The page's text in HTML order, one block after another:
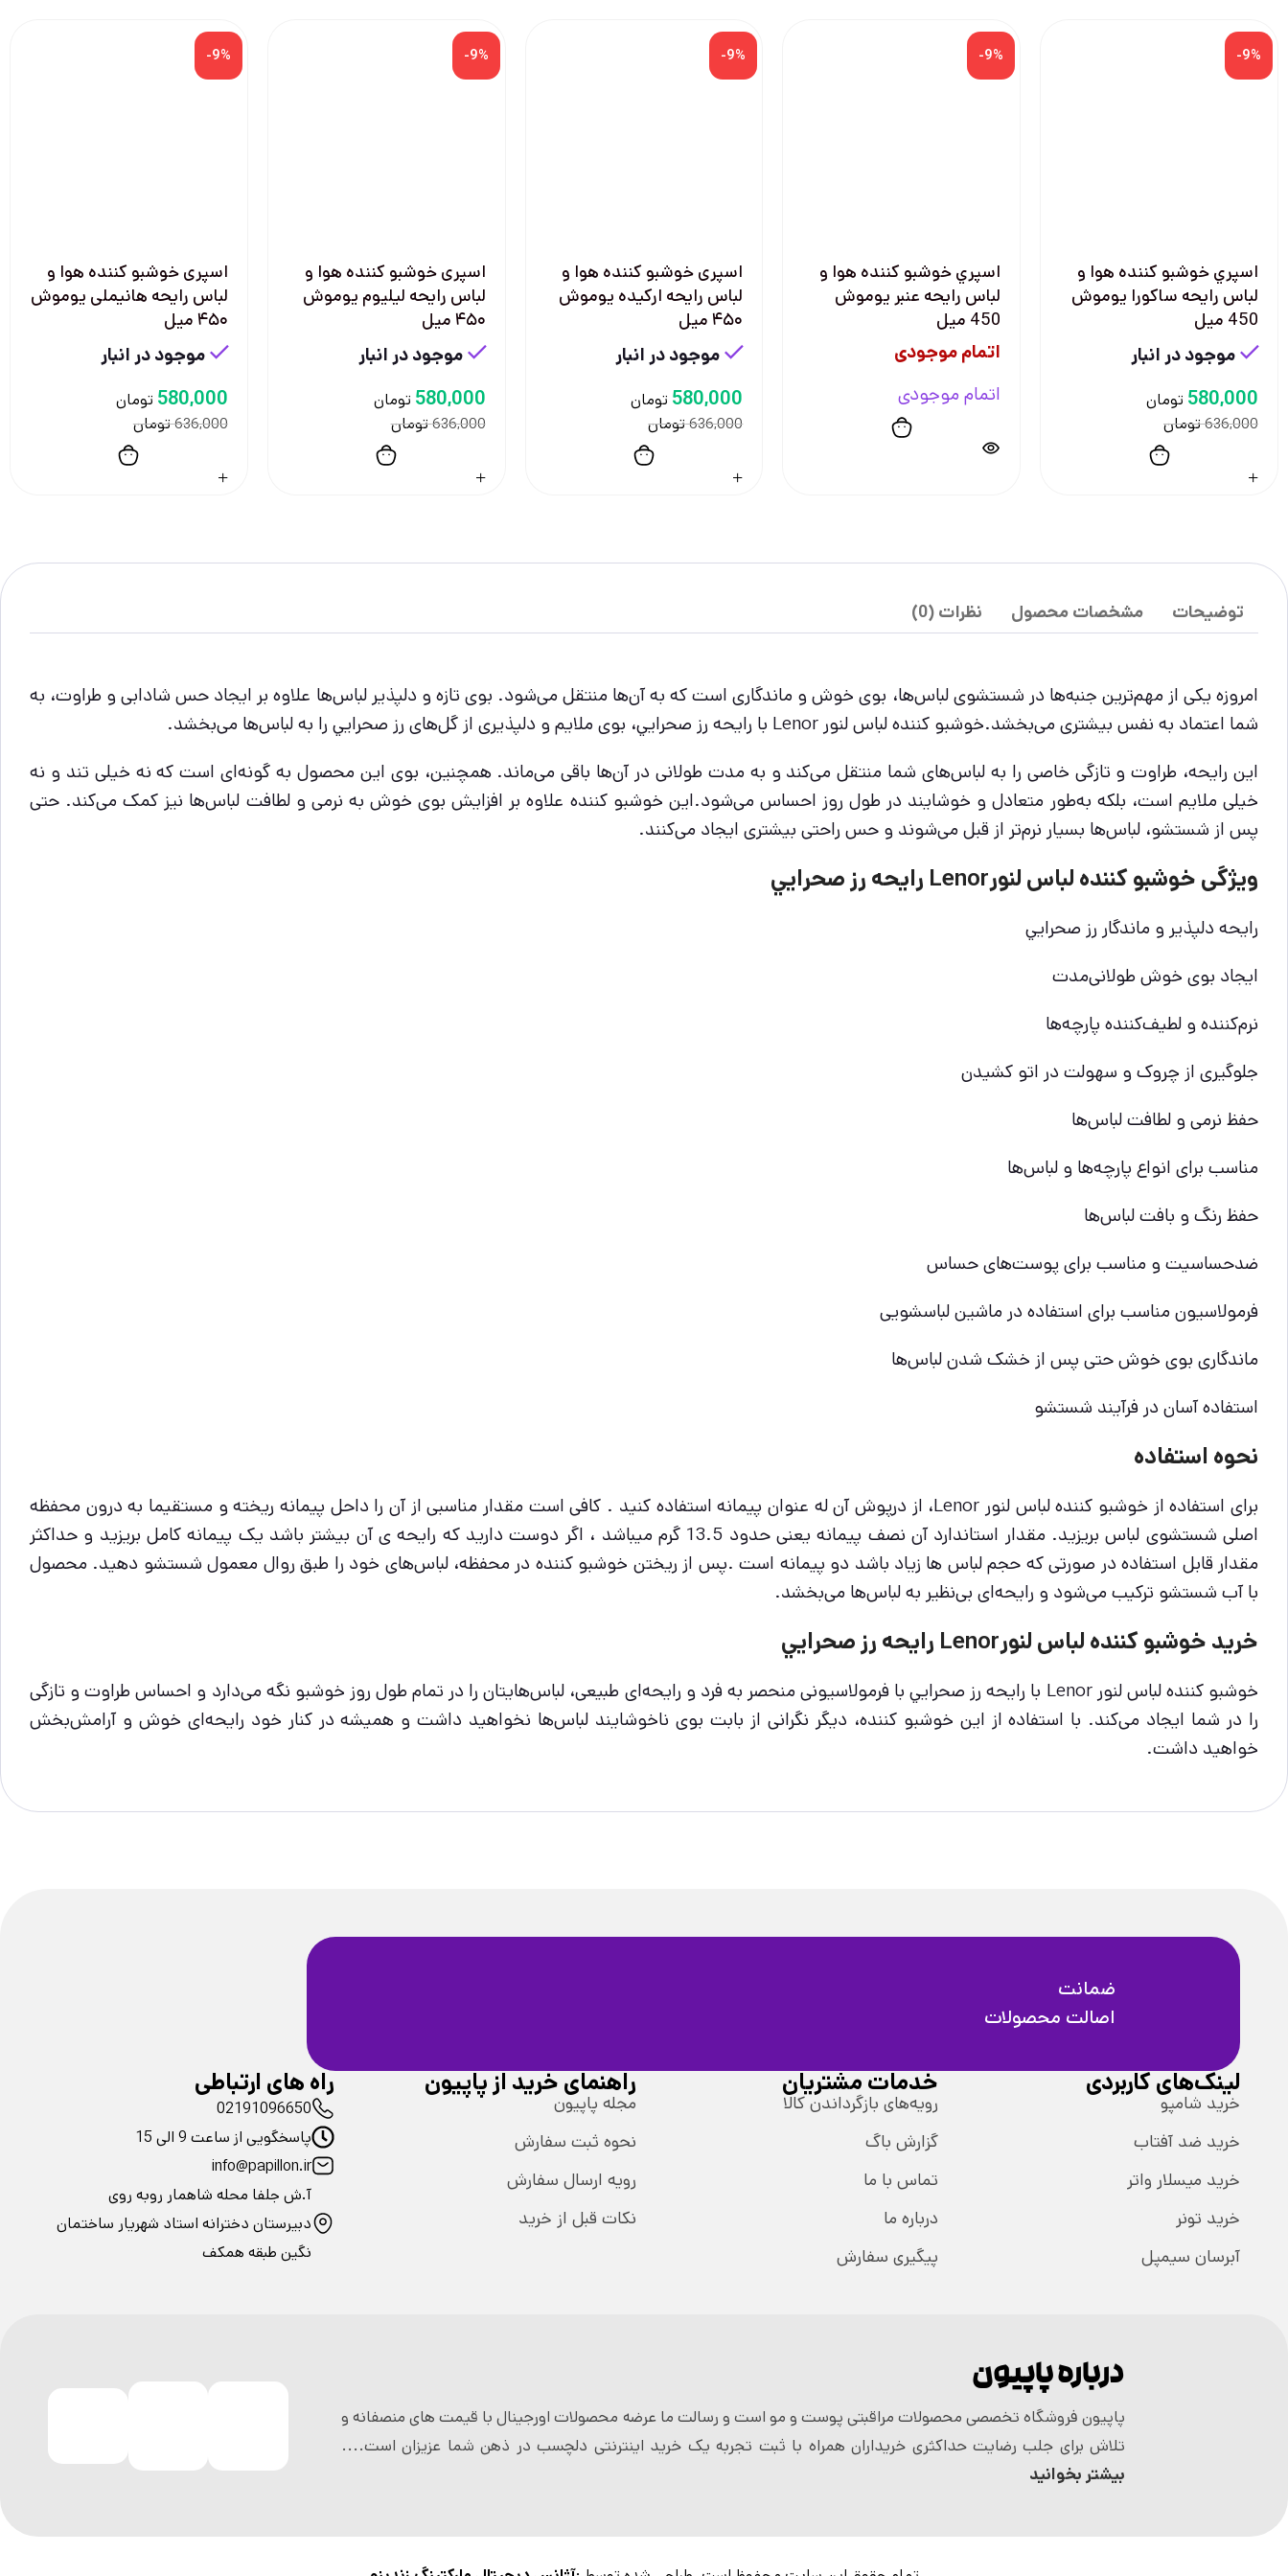
-9%
اسپري خوشبو كننده هوا و
لباس رايحه ساكورا يوموش
450 ميل
موجود در انبار
636,000تومان
580,000 تومان
-9%
اسپري خوشبو كننده هوا و
لباس رايحه عنبر يوموش
450 ميل
اتمام موجودی
اتمام موجودی
-9%
اسپری خوشبو کننده هوا و
لباس رایحه ارکیده یوموش
۴۵۰ میل
موجود در انبار
636,000تومان
580,000 تومان
-9%
اسپری خوشبو کننده هوا و
لباس رایحه لیلیوم یوموش
۴۵۰ میل
موجود در انبار
636,000تومان
580,000 تومان
-9%
اسپری خوشبو کننده هوا و
لباس رایحه هانیملی یوموش
۴۵۰ میل
موجود در انبار
636,000تومان
580,000 تومان
توضیحات مشخصات محصول نظرات (0)
امروزه یکی از مهم‌ترین جنبه‌ها در شستشوی لباس‌ها، بوی خوش و ماندگاری است که به آن‌ها منتقل می‌شود. بوی تازه و دلپذیر لباس‌ها علاوه بر ایجاد حس شادابی و طراوت، به
شما اعتماد به نفس بیشتری می‌بخشد.خوشبو کننده لباس لنور Lenor با رایحه رز صحرايي، بوی ملایم و دلپذیری از گل‌های رز صحرايي را به لباس‌ها می‌بخشد.
این رایحه، طراوت و تازگی خاصی را به لباس‌های شما منتقل می‌کند و به مدت طولانی در آن‌ها باقی می‌ماند. همچنین، بوی این محصول به گونه‌ای است که نه خیلی تند و نه
خیلی ملایم است، بلکه به‌طور متعادل و خوشایند در طول روز احساس می‌شود.این خوشبو کننده علاوه بر افزایش بوی خوش به نرمی و لطافت لباس‌ها نیز کمک می‌کند. حتی
پس از شستشو، لباس‌ها بسیار نرم‌تر از قبل می‌شوند و حس راحتی بیشتری ایجاد می‌کنند.
ویژگی خوشبو كننده لباس لنورLenor رايحه رز صحرايي
رایحه دلپذیر و ماندگار رز صحرايي
ایجاد بوی خوش طولانی‌مدت
نرم‌کننده و لطیف‌کننده پارچه‌ها
جلوگیری از چروک و سهولت در اتو کشیدن
حفظ نرمی و لطافت لباس‌ها
مناسب برای انواع پارچه‌ها و لباس‌ها
حفظ رنگ و بافت لباس‌ها
ضدحساسیت و مناسب برای پوست‌های حساس
فرمولاسیون مناسب برای استفاده در ماشین لباسشویی
ماندگاری بوی خوش حتی پس از خشک شدن لباس‌ها
استفاده آسان در فرآیند شستشو
نحوه استفاده
برای استفاده از خوشبو کننده لباس لنور Lenor، از درپوش آن له عنوان پیمانه استفاده کنید . کافی است مقدار مناسبی از آن را داحل پیمانه ریخته و مستقیما به درون محفظه
اصلی شستشوی لباس بریزید. مقدار استاندارد آن نصف پیمانه یعنی حدود 13.5 گرم میباشد ، اگر دوست دارید که رایحه ی آن بیشتر باشد یک پیمانه کامل بریزید و حداکثر
مقدار قابل استفاده در صورتی که حجم لباس ها زیاد باشد دو پیمانه است .پس از ریختن خوشبو کننده در محفظه، لباس‌های خود را طبق روال معمول شستشو دهید. محصول
با آب شستشو ترکیب می‌شود و رایحه‌ای بی‌نظیر به لباس‌ها می‌بخشد.
خرید خوشبو كننده لباس لنورLenor رايحه رز صحرايي
خوشبو کننده لباس لنور Lenor با رایحه رز صحرايي با فرمولاسیونی منحصر به فرد و رایحه‌ای طبیعی، لباس‌هایتان را در تمام طول روز خوشبو نگه می‌دارد و احساس طراوت و تازگی
را در شما ایجاد می‌کند. با استفاده از این خوشبو کننده، دیگر نگرانی از بابت بوی ناخوشایند لباس‌ها نخواهید داشت و همیشه در کنار خود رایحه‌ای خوش و آرامش‌بخش
خواهید داشت.
ضمانت
اصالت محصولات
لینک‌های کاربردی
خرید شامپو
خرید ضد آفتاب
خرید میسلار واتر
خرید تونر
آبرسان سیمپل
خدمات مشتریان
رویه‌های بازگرداندن کالا
گزارش باگ
تماس با ما
درباره ما
پیگیری سفارش
راهنمای خرید از پاپیون
مجله پاپیون
نحوه ثبت سفارش
رویه ارسال سفارش
نکات قبل از خرید
راه های ارتباطی
02191096650
پاسخگویی از ساعت 9 الی 15
info@papillon.ir
آ.ش جلفا محله شاهمار روبه روی
دبیرستان دخترانه استاد شهریار ساختمان
نگین طبقه همکف
درباره پاپیون
پاپیون فروشگاه تخصصی محصولات مراقبتی پوست و مو است و رسالت ما عرضه محصولات اورجینال با قیمت های منصفانه و
تلاش برای جلب رضایت حداکثری خریداران همراه با ثبت تجربه یک خرید اینترنتی دلچسب در ذهن شما عزیزان است....
بیشتر بخوانید